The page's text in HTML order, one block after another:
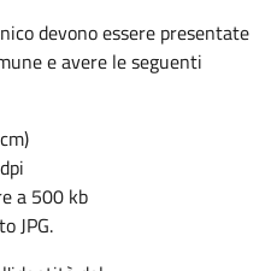
devono essere presentate
e avere le seguenti
a 500 kb
JPG.